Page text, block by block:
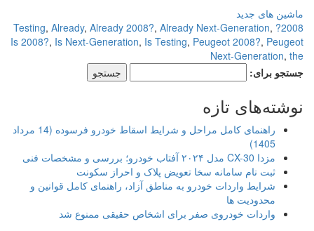
ماشین های جدید
2008? Testing
,Already,Already 2008?,Already Next-Generation,
Is 2008?, Is Next-Generation, Is Testing,Peugeot 2008?,Peugeot
Next-Generation,the
جستجو برای:
نوشته‌های تازه
راهنمای کامل مراحل و شرایط اسقاط خودرو فرسوده (14 مرداد
1405)
مزدا CX-30 مدل ۲۰۲۴ آفتاب خودرو؛ بررسی و مشخصات فنی
ثبت نام سامانه سخا تعویض پلاک و احراز سکونت
شرایط واردات خودرو به مناطق آزاد، راهنمای کامل قوانین و
محدودیت ها
واردات خودروی صفر برای اشخاص حقیقی ممنوع شد